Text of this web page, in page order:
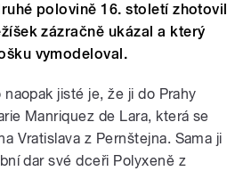
polovině 16. století zhotovil
zázračně ukázal a který
vymodeloval.
jisté je, že ji do Prahy
Manriquez de Lara, která se
Vratislava z Pernštejna. Sama ji
dar své dceři Polyxeně z